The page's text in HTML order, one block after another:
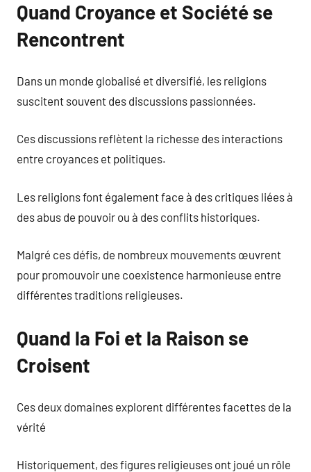
Quand Croyance et Société se
Rencontrent
Dans un monde globalisé et diversifié, les religions
suscitent souvent des discussions passionnées.
Ces discussions reflètent la richesse des interactions
entre croyances et politiques.
Les religions font également face à des critiques liées à
des abus de pouvoir ou à des conflits historiques.
Malgré ces défis, de nombreux mouvements œuvrent
pour promouvoir une coexistence harmonieuse entre
différentes traditions religieuses.
Quand la Foi et la Raison se
Croisent
Ces deux domaines explorent différentes facettes de la
vérité
Historiquement, des figures religieuses ont joué un rôle